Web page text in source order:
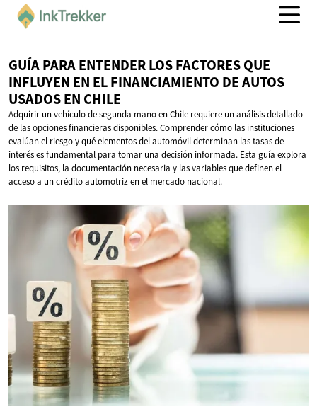
GUÍA PARA ENTENDER LOS FACTORES QUE
INFLUYEN EN EL FINANCIAMIENTO DE AUTOS
USADOSEN CHILE
Adquirir un vehículo de segunda mano en Chile requiere un análisis detallado
de las opciones financieras disponibles. Comprender cómo las instituciones
evalúan el riesgo y qué elementos del automóvil determinan las tasas de
interés es fundamental para tomar una decisión informada. Esta guía explora
los requisitos, la documentación necesaria y las variables que definen el
acceso a un crédito automotriz en el mercado nacional.